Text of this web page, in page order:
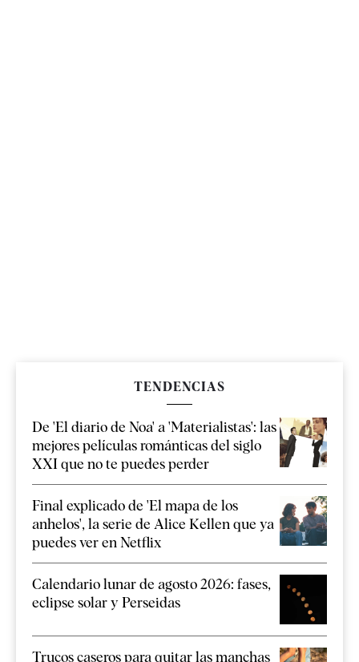
TENDENCIAS
De 'El diario de Noa' a 'Materialistas': las
mejores películas románticas del siglo
XXI que no te puedes perder
Final explicado de 'El mapa de los
anhelos', la serie de Alice Kellen que ya
puedes ver en Netflix
Calendario lunar de agosto 2026: fases,
eclipse solar y Perseidas
Trucos caseros para quitar las manchas